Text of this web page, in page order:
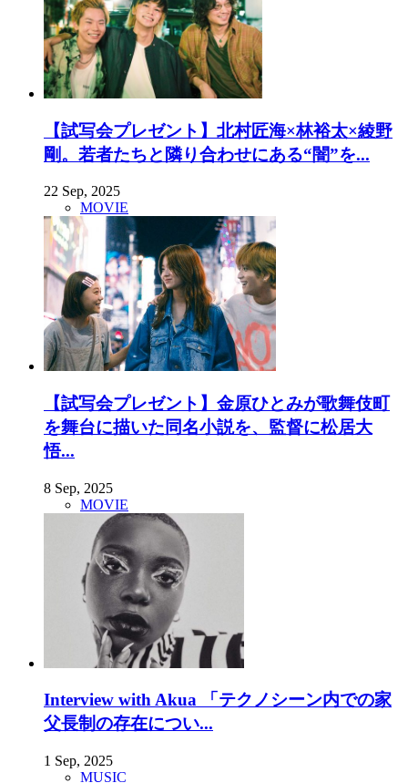
【試写会プレゼント】北村匠海×林裕太×綾野
剛。若者たちと隣り合わせにある“闇”を...
22 Sep, 2025
MOVIE
【試写会プレゼント】金原ひとみが歌舞伎町
を舞台に描いた同名小説を、監督に松居大
悟...
8 Sep, 2025
MOVIE
Interview with Akua 「テクノシーン内での家
父長制の存在につい...
1 Sep, 2025
MUSIC